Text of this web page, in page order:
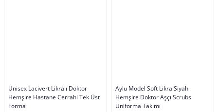
Unisex Lacivert Likralı Doktor
Hemşire Hastane Cerrahi Tek Üst
Forma
Aylu Model Soft Likra Siyah
Hemşire Doktor Aşçı Scrubs
Üniforma Takımı